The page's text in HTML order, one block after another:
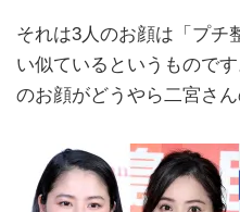
それは3人のお顔は「プチ
い似ているというもので
のお顔がどうやら二宮さん